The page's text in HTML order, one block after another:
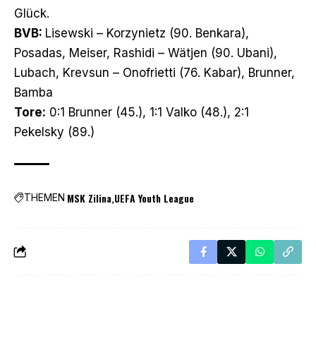
Glück.
BVB: Lisewski – Korzynietz (90. Benkara),
Posadas, Meiser, Rashidi – Wätjen (90. Ubani),
Lubach, Krevsun – Onofrietti (76. Kabar), Brunner,
Bamba
Tore: 0:1 Brunner (45.), 1:1 Valko (48.), 2:1
Pekelsky (89.)
THEMEN MSK Zilina UEFA Youth League